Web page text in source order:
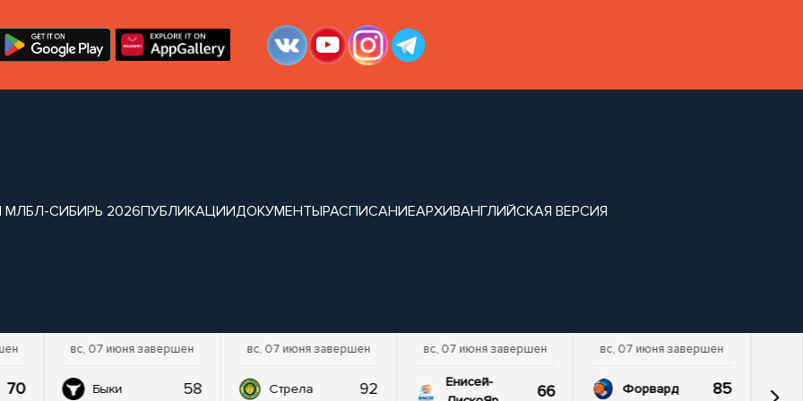
СИБИРЬ 2026ПУБЛИКАЦИИДОКУМЕНТЫРАСПИСАНИЕАРХИВАНГЛИЙСКАЯ ВЕРСИЯ
70
вс, 07 июня завершен
Быки 58
вс, 07 июня завершен
Стрела 92
вс, 07 июня завершен
Енисей-
66
вс, 07 июня завершен
Форвард 85